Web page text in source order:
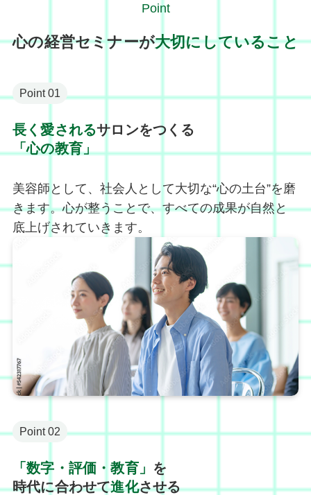
Point
心の経営セミナーが大切にしていること
Point 01
長く愛されるサロンをつくる
「心の教育」
美容師として、社会人として大切な“心の土台”を磨
きます。心が整うことで、すべての成果が自然と
底上げされていきます。
Point 02
「数字・評価・教育」 を
時代に合わせて進化させる